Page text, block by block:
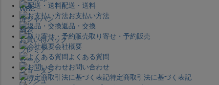
配送・送料
お支払い方法
返品・交換
取り寄せ・予約販売
会社概要
よくある質問
お問い合わせ
特定商取引法に基づく表記
WBC
侍ジャパン
福袋
お買い得パック
プレミア
セール
ジョーダン
バッシュ